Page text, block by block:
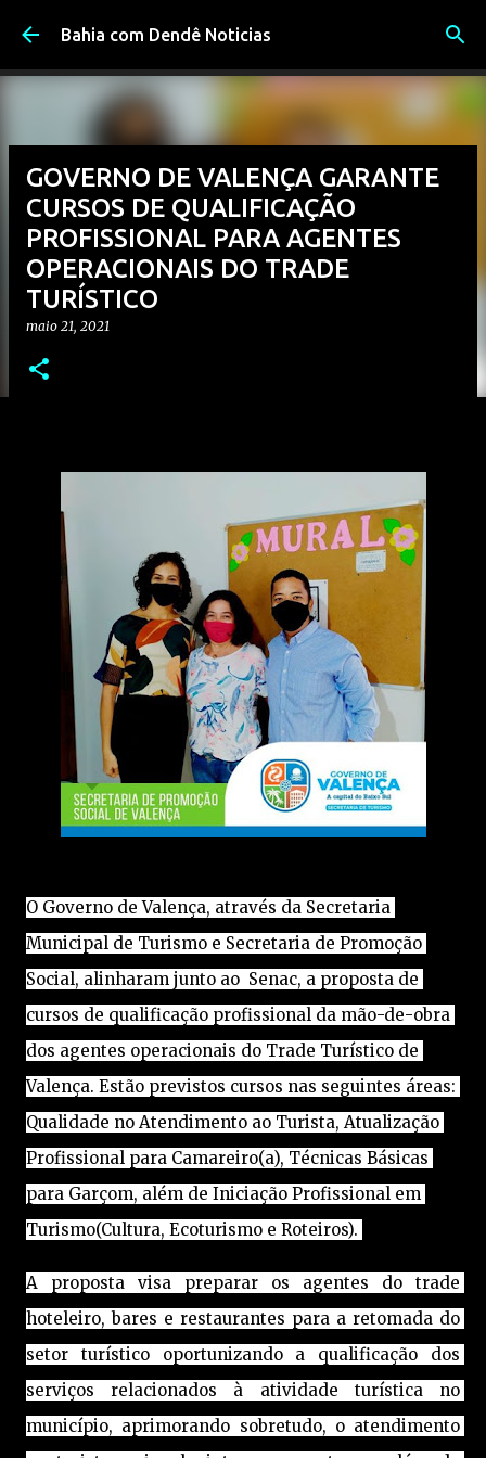
Pular para o conteúdo principal
Bahia com Dendê Noticias
GOVERNO DE VALENÇA GARANTE
CURSOS DE QUALIFICAÇÃO
PROFISSIONAL PARA AGENTES
OPERACIONAIS DO TRADE
TURÍSTICO
maio 21, 2021
O Governo de Valença, através da Secretaria
Municipal de Turismo e Secretaria de Promoção
Social, alinharam junto ao  Senac, a proposta de
cursos de qualificação profissional da mão-de-obra
dos agentes operacionais do Trade Turístico de
Valença. Estão previstos cursos nas seguintes áreas:
Qualidade no Atendimento ao Turista, Atualização
Profissional para Camareiro(a), Técnicas Básicas
para Garçom, além de Iniciação Profissional em
Turismo(Cultura, Ecoturismo e Roteiros).
A proposta visa preparar os agentes do trade
hoteleiro, bares e restaurantes para a retomada do
setor turístico oportunizando a qualificação dos
serviços relacionados à atividade turística no
município, aprimorando sobretudo, o atendimento